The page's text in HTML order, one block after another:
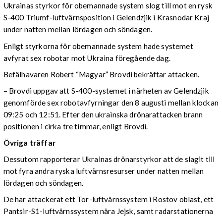
Ukrainas styrkor för obemannade system slog till mot en rysk
S-400 Triumf-luftvärnsposition i Gelendzjik i Krasnodar Kraj
under natten mellan lördagen och söndagen.
Enligt styrkorna för obemannade system hade systemet
avfyrat sex robotar mot Ukraina föregående dag.
Befälhavaren Robert “Magyar” Brovdi bekräftar attacken.
– Brovdi uppgav att S-400-systemet i närheten av Gelendzjik
genomförde sex robotavfyrningar den 8 augusti mellan klockan
09:25 och 12:51. Efter den ukrainska drönarattacken brann
positionen i cirka tre timmar, enligt Brovdi.
Övriga träffar
Dessutom rapporterar Ukrainas drönarstyrkor att de slagit till
mot fyra andra ryska luftvärnsresurser under natten mellan
lördagen och söndagen.
De har attackerat ett Tor-luftvärnssystem i Rostov oblast, ett
Pantsir-S1-luftvärnssystem nära Jejsk, samt radarstationerna